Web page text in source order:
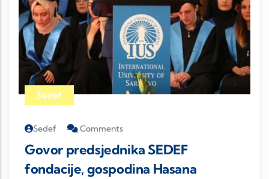
za razvoj obrazovanja“ Sarajevo
Read More